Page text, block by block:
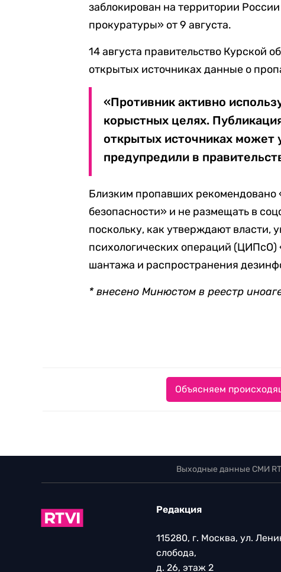
заблокирован на территории
прокуратуры» от 9 августа.
14 августа правительство Курской
открытых источниках данные о
«Противник активно
корыстных целях.
открытых источниках может
предупредили в
Близким пропавших
безопасности» и не размещать в
поскольку, как утверждают
психологических операций (ЦИПсО)
шантажа и распространения
* внесено Минюстом в реестр
Объясняем
Выходные данные СМИ
Редакция
115280, г. Москва, ул.
слобода,
д. 26, этаж 2